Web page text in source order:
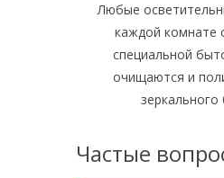
Любые
каждой
специальной
очищаются и
зеркального
Частые